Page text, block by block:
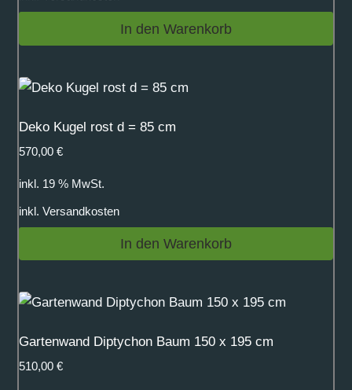
In den Warenkorb
Deko Kugel rost d = 85 cm
570,00 €
inkl. 19 % MwSt.
inkl. Versandkosten
In den Warenkorb
Gartenwand Diptychon Baum 150 x 195 cm
510,00 €